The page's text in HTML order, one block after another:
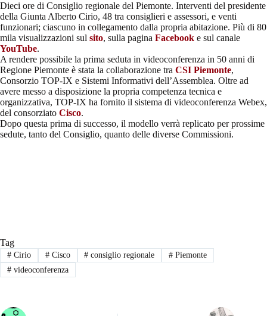
Dieci ore di Consiglio regionale del Piemonte. Interventi del presidente
della Giunta Alberto Cirio, 48 tra consiglieri e assessori, e venti
funzionari; ciascuno in collegamento dalla propria abitazione. Più di 80
mila visualizzazioni sul sito, sulla pagina Facebook e sul canale
YouTube.
A rendere possibile la prima seduta in videoconferenza in 50 anni di
Regione Piemonte è stata la collaborazione tra CSI Piemonte,
Consorzio TOP-IX e Sistemi Informativi dell’Assemblea. Oltre ad
avere messo a disposizione la propria competenza tecnica e
organizzativa, TOP-IX ha fornito il sistema di videoconferenza Webex,
del consorziato Cisco.
Dopo questa prima di successo, il modello verrà replicato per prossime
sedute, tanto del Consiglio, quanto delle diverse Commissioni.
Tag
#Cirio #Cisco # consiglio regionale # Piemonte
#videoconferenza